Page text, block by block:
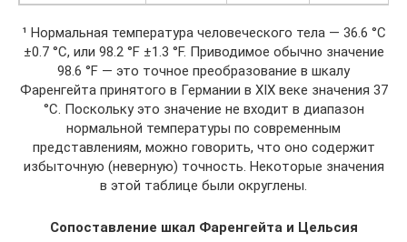
¹ Нормальная температура человеческого тела — 36.6 °C
±0.7 °C, или 98.2 °F ±1.3 °F. Приводимое обычно значение
98.6 °F — это точное преобразование в шкалу
Фаренгейта принятого в Германии в XIX веке значения 37
°C. Поскольку это значение не входит в диапазон
нормальной температуры по современным
представлениям, можно говорить, что оно содержит
избыточную (неверную) точность. Некоторые значения
в этой таблице были округлены.
Сопоставление шкал Фаренгейта и Цельсия